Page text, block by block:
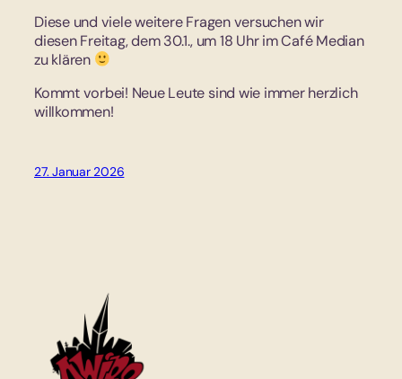
Diese und viele weitere Fragen versuchen wir
diesen Freitag, dem 30.1., um 18 Uhr im Café Median
zu klären
Kommt vorbei! Neue Leute sind wie immer herzlich
willkommen!
27. Januar 2026